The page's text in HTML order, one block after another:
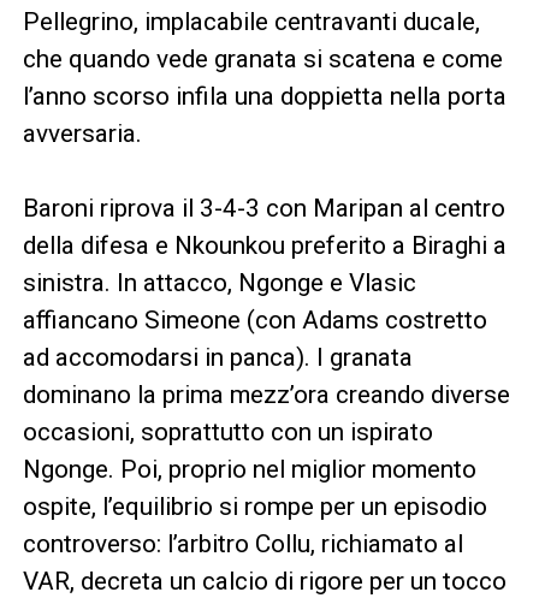
Pellegrino, implacabile centravanti ducale,
che quando vede granata si scatena e come
l’anno scorso infila una doppietta nella porta
avversaria.
Baroni riprova il 3-4-3 con Maripan al centro
della difesa e Nkounkou preferito a Biraghi a
sinistra. In attacco, Ngonge e Vlasic
affiancano Simeone (con Adams costretto
ad accomodarsi in panca). I granata
dominano la prima mezz’ora creando diverse
occasioni, soprattutto con un ispirato
Ngonge. Poi, proprio nel miglior momento
ospite, l’equilibrio si rompe per un episodio
controverso: l’arbitro Collu, richiamato al
VAR, decreta un calcio di rigore per un tocco